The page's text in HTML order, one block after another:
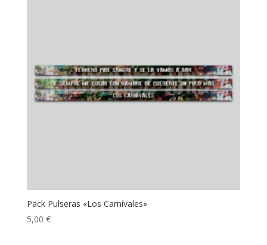
Pack Pulseras «Los Carnívales»
5,00 €